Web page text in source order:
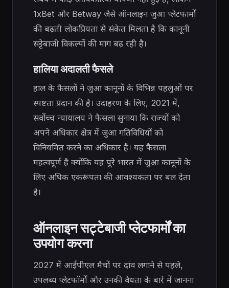
1xBet और Betway जैसे ऑनलाइन जुआ प्लेटफार्मों
की बढ़ती लोकप्रियता से संकेत मिलता है कि कानूनी
सट्टेबाजी विकल्पों की मांग बढ़ रही है।
हालिया अदालती फैसले
हाल के फैसलों ने जुआ कानूनों के विभिन्न पहलुओं पर
स्पष्टता प्रदान की है। उदाहरण के लिए, 2021 में,
सर्वोच्च न्यायालय ने फैसला सुनाया कि राज्यों को
अपने अधिकार क्षेत्र में जुआ गतिविधियों को
विनियमित करने का अधिकार है। यह फैसला
महत्वपूर्ण है क्योंकि यह पूरे भारत में जुआ कानूनों के
लिए अधिक एकरूपता की आवश्यकता पर बल देता
है।
ऑनलाइन सट्टेबाजी प्लेटफार्मों का
उपयोग करना
2027 में आईपीएल मैचों पर दांव लगाने से पहले,
उपलब्ध प्लेटफॉर्मों और उनकी वैधता के बारे में जानना